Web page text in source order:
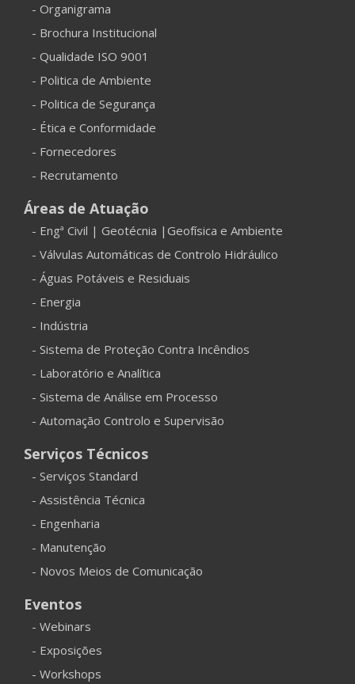
- Organigrama
- Brochura Institucional
- Qualidade ISO 9001
- Politica de Ambiente
- Politica de Segurança
- Ética e Conformidade
- Fornecedores
- Recrutamento
Áreas de Atuação
- Engª Civil | Geotécnia |Geofísica e Ambiente
- Válvulas Automáticas de Controlo Hidráulico
- Águas Potáveis e Residuais
- Energia
- Indústria
- Sistema de Proteção Contra Incêndios
- Laboratório e Analítica
- Sistema de Análise em Processo
- Automação Controlo e Supervisão
Serviços Técnicos
- Serviços Standard
- Assistência Técnica
- Engenharia
- Manutenção
- Novos Meios de Comunicação
Eventos
- Webinars
- Exposições
- Workshops